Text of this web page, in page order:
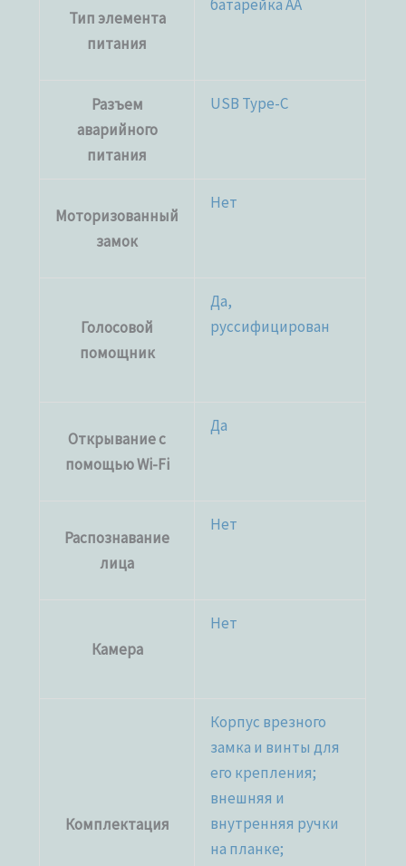
Тип элемента
питания
батарейка АА
Разъем
аварийного
питания
USB Type-C
Моторизованный
замок
Нет
Голосовой
помощник
Да,
руссифицирован
Открывание с
помощью Wi-Fi
Да
Распознавание
лица
Нет
Камера
Нет
Комплектация
Корпус врезного
замка и винты для
его крепления;
внешняя и
внутренняя ручки
на планке;